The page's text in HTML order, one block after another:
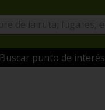
Buscar punto de interés